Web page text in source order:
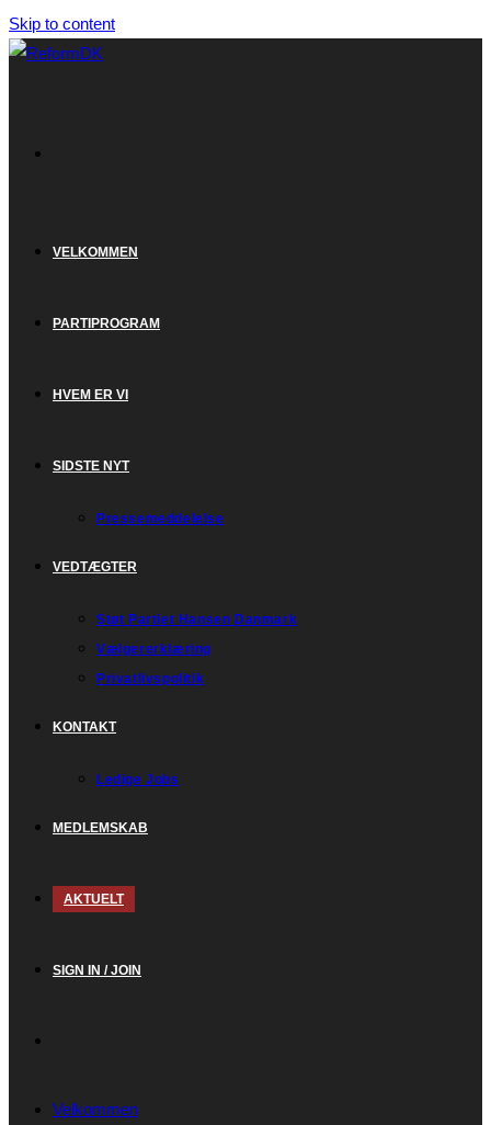
Skip to content
VELKOMMEN
PARTIPROGRAM
HVEM ER VI
SIDSTE NYT
Pressemeddelelse
VEDTÆGTER
Støt Partiet Hansen Danmark
Vælgererklæring
Privatlivspolitik
KONTAKT
Ledige Jobs
MEDLEMSKAB
AKTUELT
SIGN IN / JOIN
Velkommen